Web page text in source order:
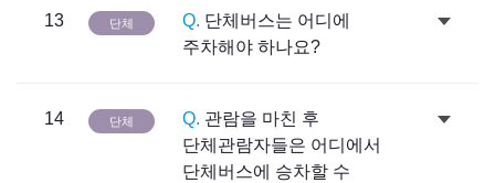
13 단체 Q. 단체버스는 어디에
주차해야 하나요?
14 단체 Q. 관람을 마친 후
단체관람자들은 어디에서
단체버스에 승차할 수